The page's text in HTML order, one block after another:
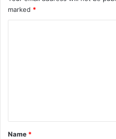
marked *
*
Name *